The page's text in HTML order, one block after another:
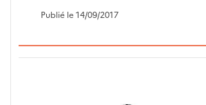
Publié le 14/09/2017